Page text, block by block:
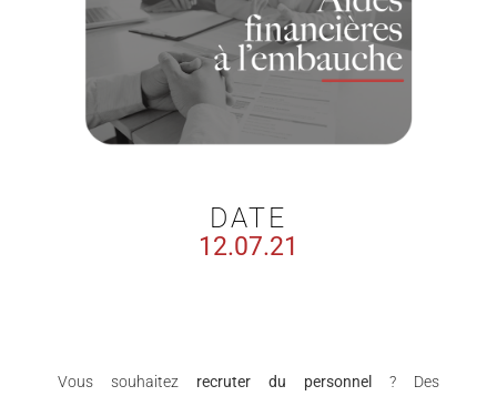
DATE
12.07.21
Vous souhaitez recruter du personnel
? Des